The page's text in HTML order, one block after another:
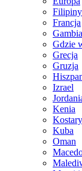
Filipiny
Francja
Gambia
Gdzie
Grecja
Gruzja
Izrael
Kenia
Kuba
Oman